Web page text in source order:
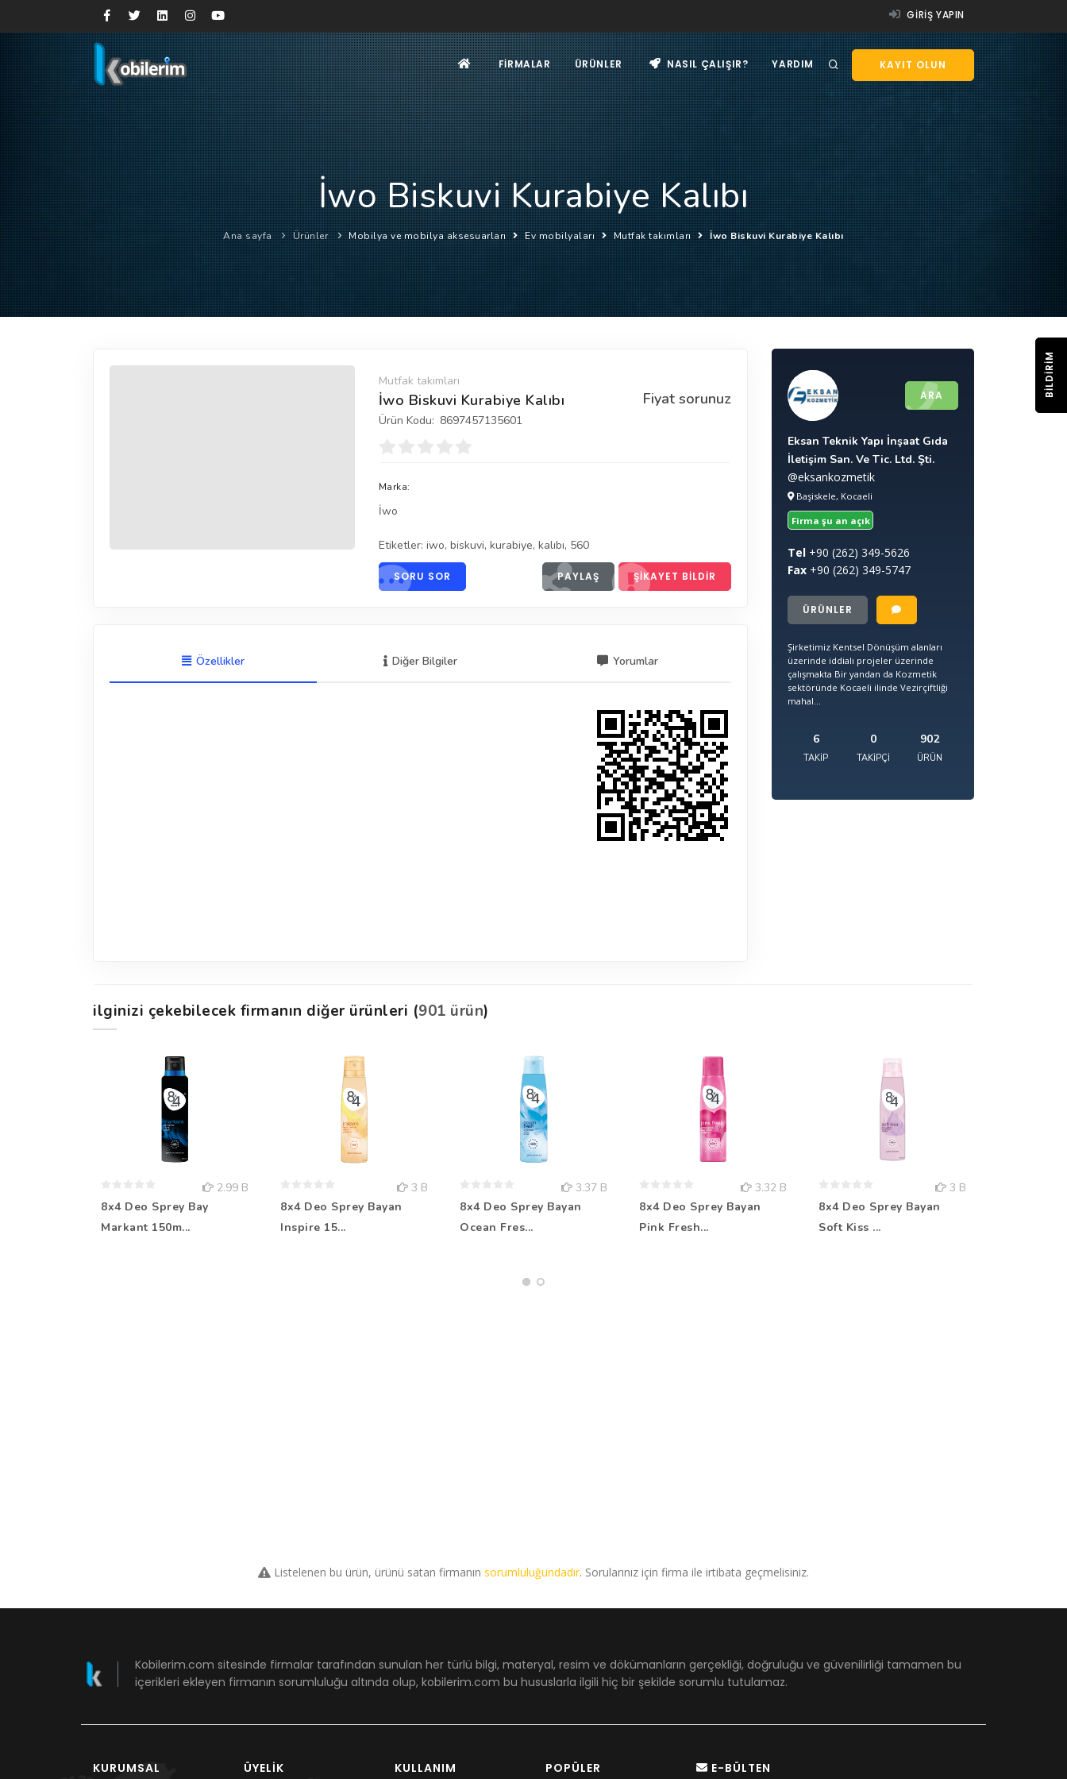
GIRIŞ YAPIN
KAYIT OLUN
FIRMALAR ÜRÜNLER NASIL ÇALIŞIR? YARDIM
İwo Biskuvi Kurabiye Kalıbı
Ana sayfa Ürünler Mobilya ve mobilya aksesuarları Ev mobilyaları Mutfak takımları İwo Biskuvi Kurabiye Kalıbı
Mutfak takımları
Fiyat sorunuz
İwo Biskuvi Kurabiye Kalıbı
Ürün Kodu: 8697457135601
Marka:
İwo
Etiketler: iwo, biskuvi, kurabiye, kalıbı, 560
SORU SOR PAYLAŞ ŞIKAYET BILDIR
Özellikler Diğer Bilgiler Yorumlar
ARA
Eksan Teknik Yapı İnşaat Gıda
İletişim San. Ve Tic. Ltd. Şti.
@eksankozmetik
Başiskele, Kocaeli
Firma şu an açık
Tel +90 (262) 349-5626
Fax +90 (262) 349-5747
ÜRÜNLER
Şirketimiz Kentsel Dönüşüm alanları
üzerinde iddialı projeler üzerinde
çalışmakta Bir yandan da Kozmetik
sektöründe Kocaeli ilinde Vezirçiftliği
mahal...
6
TAKIP
0
TAKIPÇI
902
ÜRÜN
ilginizi çekebilecek firmanın diğer ürünleri (901 ürün)
2.99 B
8x4 Deo Sprey Bay
Markant 150m...
3 B
8x4 Deo Sprey Bayan
Inspire 15...
3.37 B
8x4 Deo Sprey Bayan
Ocean Fres...
3.32 B
8x4 Deo Sprey Bayan
Pink Fresh...
3 B
8x4 Deo Sprey Bayan
Soft Kiss ...
Listelenen bu ürün, ürünü satan firmanın sorumluluğundadır. Sorularınız için firma ile irtibata geçmelisiniz.
Kobilerim.com sitesinde firmalar tarafından sunulan her türlü bilgi, materyal, resim ve dökümanların gerçekliği, doğruluğu ve güvenilirliği tamamen bu
içerikleri ekleyen firmanın sorumluluğu altında olup, kobilerim.com bu hususlarla ilgili hiç bir şekilde sorumlu tutulamaz.
KURUMSAL ÜYELIK KULLANIM POPÜLER E-BÜLTEN
BILDIRIM